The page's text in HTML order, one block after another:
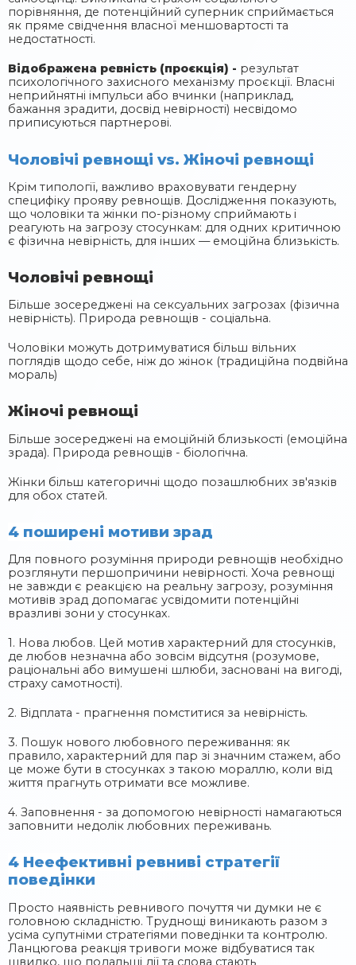
порівняння, де потенційний суперник сприймається
як пряме свідчення власної меншовартості та
недостатності.
Відображена ревність (проєкція) - результат
психологічного захисного механізму проєкції. Власні
неприйнятні імпульси або вчинки (наприклад,
бажання зрадити, досвід невірності) несвідомо
приписуються партнерові.
Чоловічі ревнощі vs. Жіночі ревнощі
Крім типології, важливо враховувати гендерну
специфіку прояву ревнощів. Дослідження показують,
що чоловіки та жінки по-різному сприймають і
реагують на загрозу стосункам: для одних критичною
є фізична невірність, для інших — емоційна близькість.
Чоловічі ревнощі
Більше зосереджені на сексуальних загрозах (фізична
невірність). Природа ревнощів - соціальна.
Чоловіки можуть дотримуватися більш вільних
поглядів щодо себе, ніж до жінок (традиційна подвійна
мораль)
Жіночі ревнощі
Більше зосереджені на емоційній близькості (емоційна
зрада). Природа ревнощів - біологічна.
Жінки більш категоричні щодо позашлюбних зв'язків
для обох статей.
4 поширені мотиви зрад
Для повного розуміння природи ревнощів необхідно
розглянути першопричини невірності. Хоча ревнощі
не завжди є реакцією на реальну загрозу, розуміння
мотивів зрад допомагає усвідомити потенційні
вразливі зони у стосунках.
1. Нова любов. Цей мотив характерний для стосунків,
де любов незначна або зовсім відсутня (розумове,
раціональні або вимушені шлюби, засновані на вигоді,
страху самотності).
2. Відплата - прагнення помститися за невірність.
3. Пошук нового любовного переживання: як
правило, характерний для пар зі значним стажем, або
це може бути в стосунках з такою мораллю, коли від
життя прагнуть отримати все можливе.
4. Заповнення - за допомогою невірності намагаються
заповнити недолік любовних переживань.
4 Неефективні ревниві стратегії
поведінки
Просто наявність ревнивого почуття чи думки не є
головною складністю. Труднощі виникають разом з
усіма супутніми стратегіями поведінки та контролю.
Ланцюгова реакція тривоги може відбуватися так
швидко, що подальші дії та слова стають